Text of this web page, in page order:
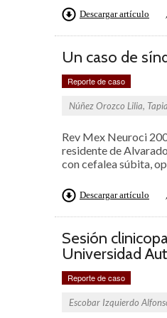
Descargar artículo
Un caso de
Reporte de caso
Núñez Orozco Lilia,
Rev Mex Neuroci
residente de
con cefalea súbita,
Descargar artículo
Sesión
Universidad
Reporte de caso
Escobar Izquierdo